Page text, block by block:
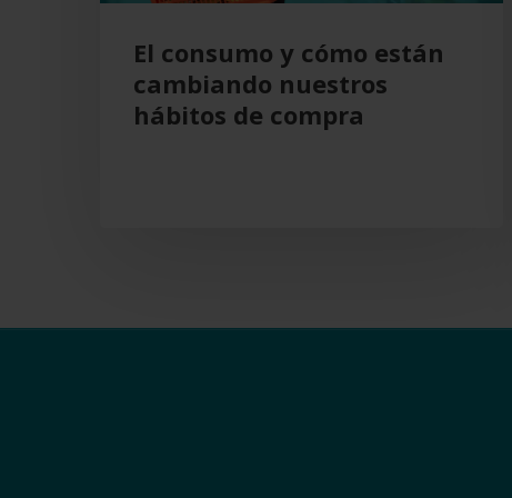
El consumo y cómo están
cambiando nuestros
hábitos de compra